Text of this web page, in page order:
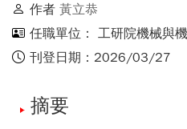
作者 黃立恭
任職單位： 工研院機械與
刊登日期：2026/03/27
摘要